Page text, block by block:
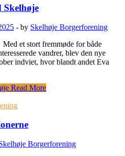
Skelhøje
- by Skelhøje Borgerforening
et stort fremmøde for både
vandrer, blev den nye
indviet, hvor blandt andet Eva
Read More
Borgerforening